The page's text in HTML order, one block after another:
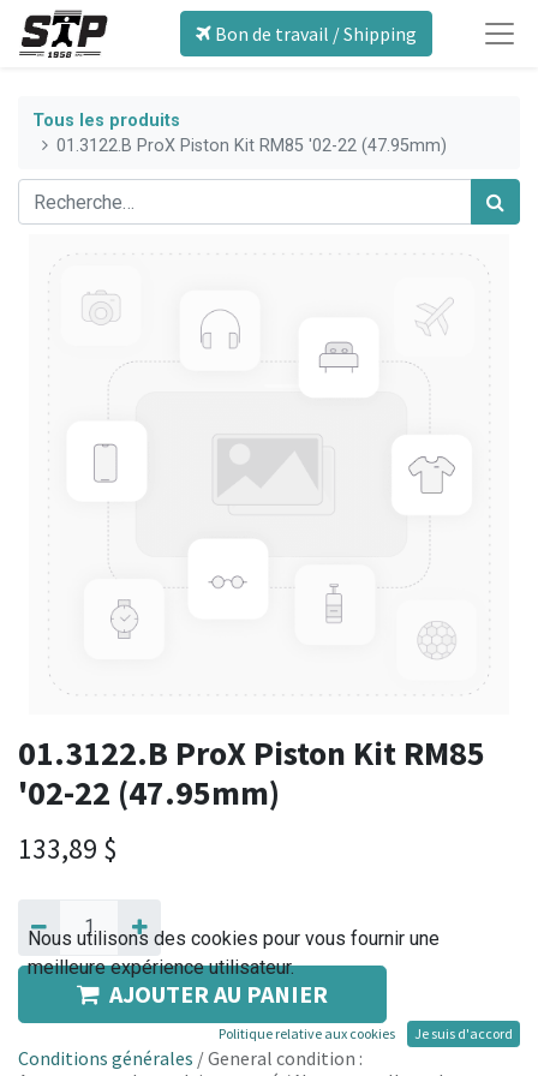
Bon de travail / Shipping
Tous les produits
01.3122.B ProX Piston Kit RM85 '02-22 (47.95mm)
01.3122.B ProX Piston Kit RM85
'02-22 (47.95mm)
133,89 $
AJOUTER AU PANIER
Conditions générales / General condition :
Nous utilisons des cookies pour vous fournir une
meilleure expérience utilisateur.
Politique relative aux cookies Je suis d'accord